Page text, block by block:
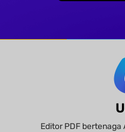
Editor PDF bertenaga